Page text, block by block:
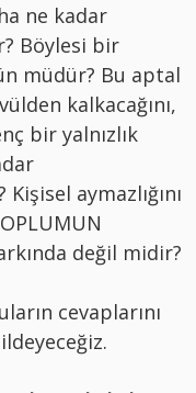
ne kadar
Böylesi bir
müdür? Bu aptal
kalkacağını,
bir yalnızlık
aymazlığını
değil midir?
cevaplarını